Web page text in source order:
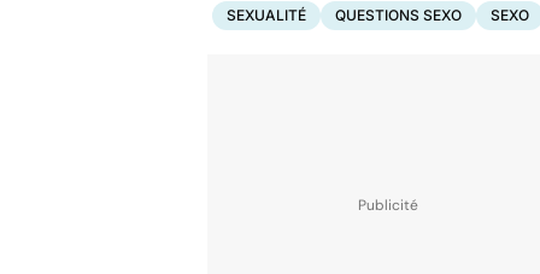
SEXUALITÉ QUESTIONS SEXO SEXO